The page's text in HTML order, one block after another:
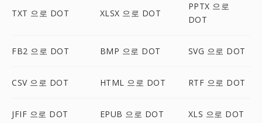
TXT 으로 DOT XLSX 으로 DOT
PPTX 으로
DOT
FB2 으로 DOT BMP 으로 DOT SVG 으로 DOT
CSV 으로 DOT HTML 으로 DOT RTF 으로 DOT
JFIF 으로 DOT EPUB 으로 DOT XLS 으로 DOT